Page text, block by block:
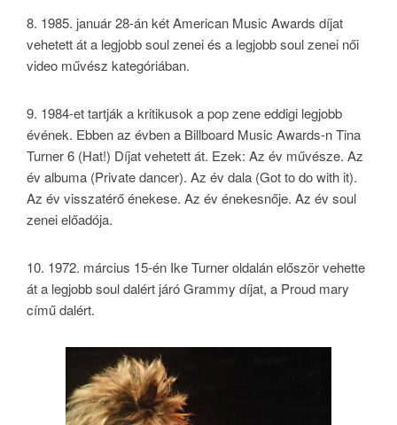
8. 1985. január 28-án két American Music Awards díjat
vehetett át a legjobb soul zenei és a legjobb soul zenei női
video művész kategóriában.
9. 1984-et tartják a kritikusok a pop zene eddigi legjobb
évének. Ebben az évben a Billboard Music Awards-n Tina
Turner 6 (Hat!) Díjat vehetett át. Ezek: Az év művésze. Az
év albuma (Private dancer). Az év dala (Got to do with it).
Az év visszatérő énekese. Az év énekesnője. Az év soul
zenei előadója.
10. 1972. március 15-én Ike Turner oldalán először vehette
át a legjobb soul dalért járó Grammy díjat, a Proud mary
című dalért.